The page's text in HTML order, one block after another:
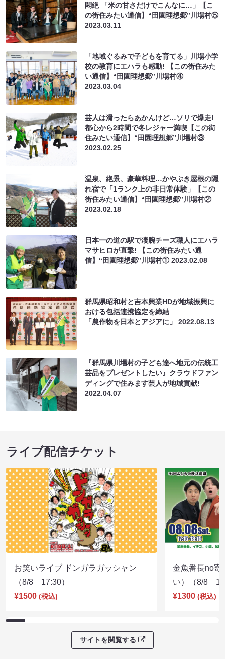
悶絶 「米の甘さだけでこんなに…」【こ
の街住みたい通信】“田園理想郷”川場村⑤
2023.03.11
「地域ぐるみで子どもを育てる」川場小学
校の教育にエハラも感動! 【この街住みた
い通信】“田園理想郷”川場村④
2023.03.04
芸人は滑ったらあかんけど…ソリで爆走!
都心から2時間で冬レジャー満喫【この街
住みたい通信】“田園理想郷”川場村③
2023.02.25
温泉、絶景、豪華料理…かやぶき屋根の隠
れ宿で「1ランク上の非日常体験」【この
街住みたい通信】“田園理想郷”川場村②
2023.02.18
日本一の道の駅で凄腕チーズ職人にエハラ
マサヒロが直撃! 【この街住みたい通
信】“田園理想郷”川場村①2023.02.08
群馬県昭和村と吉本興業HDが地域振興に
おける包括連携協定を締結
「農作物を日本とアジアに」2022.08.13
『群馬県川場村の子ども達へ地元の伝統工
芸品をプレゼントしたい』クラウドファン
ディングで住みます芸人が地域貢献!
2022.04.07
ライブ配信チケット
お笑いライブ ドンガラガッシャン
（8/8 17:30）
¥1500 (税込)
金魚番長no寄
い）（8/8
¥1300 (税込)
サイトを閲覧する